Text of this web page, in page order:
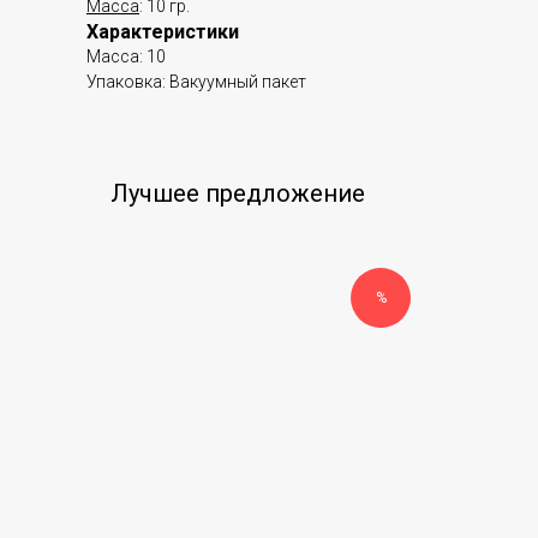
Масса: 10 гр.
Характеристики
Масса: 10
Упаковка: Вакуумный пакет
Лучшее предложение
%